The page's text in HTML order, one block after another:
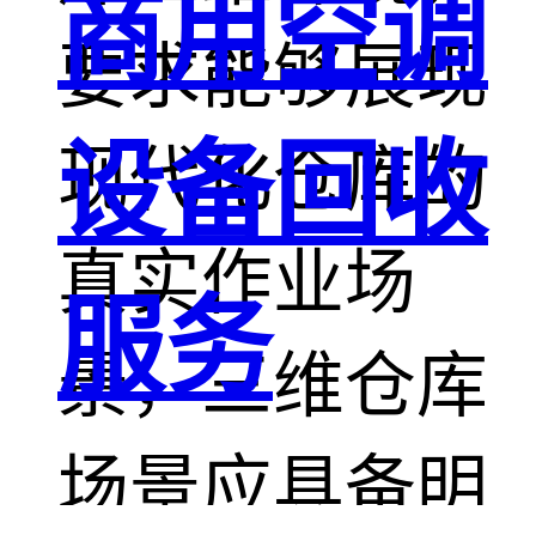
要求能够展现
现代化仓库的
真实作业场
景，三维仓库
场景应具备明
商用空调
设备回收
服务